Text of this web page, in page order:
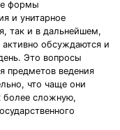
формы
и унитарное
так и в дальнейшем,
обсуждаются и
Это вопросы
предметов ведения
что чаще они
более сложную,